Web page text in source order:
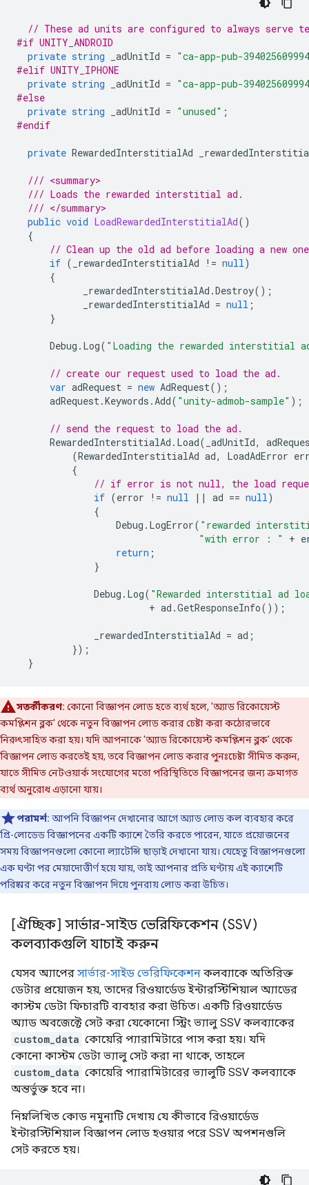
// These ad units are configured to always serve
#if UNITY_ANDROID
private string _adUnitId = "ca-app-pub-
#elif UNITY_IPHONE
private string _adUnitId = "ca-app-pub-
#else
private string _adUnitId = "unused" ;
#endif
private RewardedInterstitialAd
/// <summary>
/// Loads the rewarded interstitial ad.
/// </summary>
public void LoadRewardedInterstitialAd()
{
// Clean up the old ad before loading a new
if ( _rewardedInterstitialAd != null)
{
_rewardedInterstitialAd .Destroy();
_rewardedInterstitialAd = null ;
}
Debug . Log( "Loading the rewarded interstitial
// create our request used to load the ad.
var adRequest = new AdRequest();
adRequest.Keywords .Add( "unity-admob-sample" );
// send the request to load the ad.
RewardedInterstitialAd . Load( _adUnitId,
(RewardedInterstitialAd ad, LoadAdError
{
// if error is not null, the load
if (error != null || ad == null)
{
Debug . LogError( "rewarded
"with error : "
+
return ;
}
Debug . Log( "Rewarded interstitial ad
+ ad .GetResponseInfo());
_rewardedInterstitialAd = ad ;
});
}
সতর্কীকরণ: কোনো বিজ্ঞাপন লোড হতে ব্যর্থ হলে, 'অ্যাড রিকোয়েস্ট
কমপ্লিশন ব্লক' থেকে নতুন বিজ্ঞাপন লোড করার চেষ্টা করা কঠোরভাবে
নিরুৎসাহিত করা হয়। যদি আপনাকে 'অ্যাড রিকোয়েস্ট কমপ্লিশন ব্লক' থেকে
বিজ্ঞাপন লোড করতেই হয়, তবে বিজ্ঞাপন লোড করার পুনঃচেষ্টা সীমিত করুন,
যাতে সীমিত নেটওয়ার্ক সংযোগের মতো পরিস্থিতিতে বিজ্ঞাপনের জন্য ক্রমাগত
ব্যর্থ অনুরোধ এড়ানো যায়।
পরামর্শ: আপনি বিজ্ঞাপন দেখানোর আগে অ্যাড লোড কল ব্যবহার করে
প্রি-লোডেড বিজ্ঞাপনের একটি ক্যাশে তৈরি করতে পারেন, যাতে প্রয়োজনের
সময় বিজ্ঞাপনগুলো কোনো ল্যাটেন্সি ছাড়াই দেখানো যায়। যেহেতু বিজ্ঞাপনগুলো
এক ঘণ্টা পর মেয়াদোত্তীর্ণ হয়ে যায়, তাই আপনার প্রতি ঘণ্টায় এই ক্যাশেটি
পরিষ্কার করে নতুন বিজ্ঞাপন দিয়ে পুনরায় লোড করা উচিত।
[ঐচ্ছিক] সার্ভার-সাইড ভেরিফিকেশন (SSV)
কলব্যাকগুলি যাচাই করুন
যেসব অ্যাপের সার্ভার-সাইড ভেরিফিকেশন কলব্যাকে অতিরিক্ত
ডেটার প্রয়োজন হয়, তাদের রিওয়ার্ডেড ইন্টারস্টিশিয়াল অ্যাডের
কাস্টম ডেটা ফিচারটি ব্যবহার করা উচিত। একটি রিওয়ার্ডেড
অ্যাড অবজেক্টে সেট করা যেকোনো স্ট্রিং ভ্যালু SSV কলব্যাকের
custom_data কোয়েরি প্যারামিটারে পাস করা হয়। যদি
কোনো কাস্টম ডেটা ভ্যালু সেট করা না থাকে, তাহলে
custom_data কোয়েরি প্যারামিটারের ভ্যালুটি SSV কলব্যাকে
অন্তর্ভুক্ত হবে না।
নিম্নলিখিত কোড নমুনাটি দেখায় যে কীভাবে রিওয়ার্ডেড
ইন্টারস্টিশিয়াল বিজ্ঞাপন লোড হওয়ার পরে SSV অপশনগুলি
সেট করতে হয়।